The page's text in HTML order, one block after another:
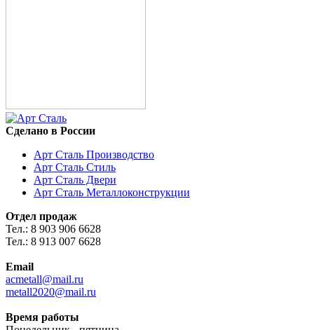
Сделано в России
Арт Сталь Производство
Арт Сталь Стиль
Арт Сталь Двери
Арт Сталь Металлоконструкции
Отдел продаж
Тел.: 8 903 906 6628
Тел.: 8 913 007 6628
Email
acmetall@mail.ru
metall2020@mail.ru
Время работы